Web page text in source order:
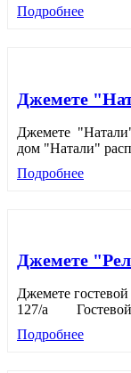
Подробнее
Джемете
Джемете
дом "Натали"
Подробнее
Джемете
Джемете
127/а Гостевой
Подробнее